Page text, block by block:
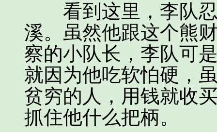
看到这里，李队忍
溪。虽然他跟这个熊
察的小队长，李队可
就因为他吃软怕硬，
贫穷的人，用钱就收
抓住他什么把柄。